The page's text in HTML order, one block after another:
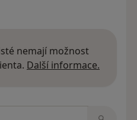
nemají možnost
Další informace.